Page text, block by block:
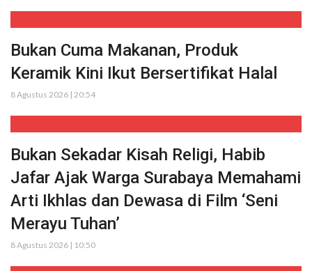
Bukan Cuma Makanan, Produk
Keramik Kini Ikut Bersertifikat Halal
8 Agustus 2026 | 20:54
Bukan Sekadar Kisah Religi, Habib
Jafar Ajak Warga Surabaya Memahami
Arti Ikhlas dan Dewasa di Film ‘Seni
Merayu Tuhan’
8 Agustus 2026 | 10:50